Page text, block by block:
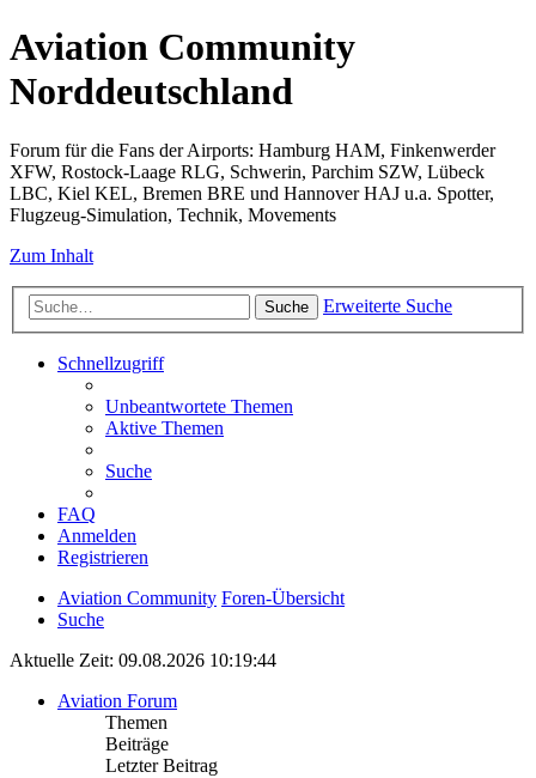
Aviation Community
Norddeutschland
Forum für die Fans der Airports: Hamburg HAM, Finkenwerder
XFW, Rostock-Laage RLG, Schwerin, Parchim SZW, Lübeck
LBC, Kiel KEL, Bremen BRE und Hannover HAJ u.a. Spotter,
Flugzeug-Simulation, Technik, Movements
Zum Inhalt
Suche Erweiterte Suche
Schnellzugriff
Unbeantwortete Themen
Aktive Themen
Suche
FAQ
Anmelden
Registrieren
Aviation Community Foren-Übersicht
Suche
Aktuelle Zeit: 09.08.2026 10:19:44
Aviation Forum
Themen
Beiträge
Letzter Beitrag